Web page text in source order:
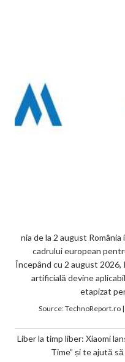
nia de la 2 august
cadrului european
Începând cu 2 august 2026,
artificială devine
etapizat
Source:TechnoReport.ro|
Liber la timp liber: Xiaomi
Time” și te ajută